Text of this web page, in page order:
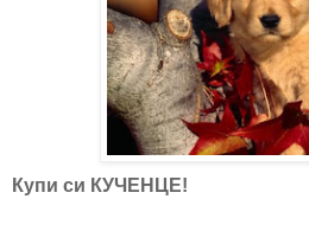
Купи си КУЧЕНЦЕ!